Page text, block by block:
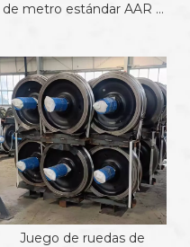
de metro estándar AAR a
Juego de ruedas de